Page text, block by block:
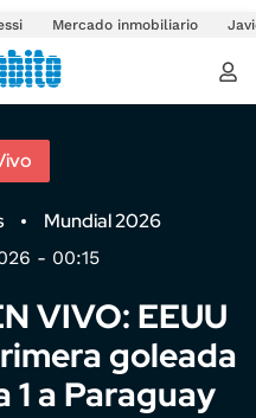
Mercado inmobiliario
Mundial 2026
- 00:15
VIVO: EEUU
goleada
1 a Paraguay